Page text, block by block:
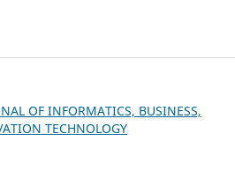
OF INFORMATICS, BUSINESS,
TECHNOLOGY